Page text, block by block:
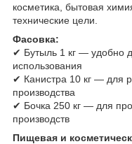
косметика, бытовая
технические цели.
Фасовка:
✔ Бутыль 1 кг — удобно
использования
✔ Канистра 10 кг — для
производства
✔ Бочка 250 кг — для
производств
Пищевая и